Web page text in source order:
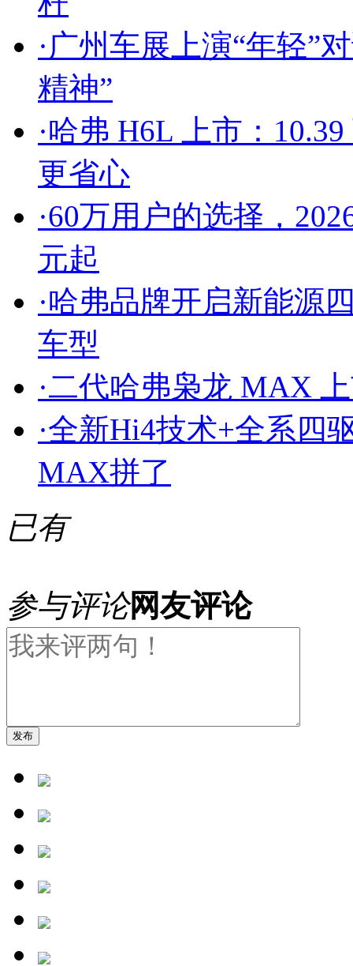
·广州车展上演“年轻”
精神”
·哈弗 H6L 上市：
更省心
·60万用户的选择，
元起
·哈弗品牌开启新能源
车型
·二代哈弗枭龙 MAX
·全新Hi4技术+全系四
MAX拼了
已有
参与评论网友评论